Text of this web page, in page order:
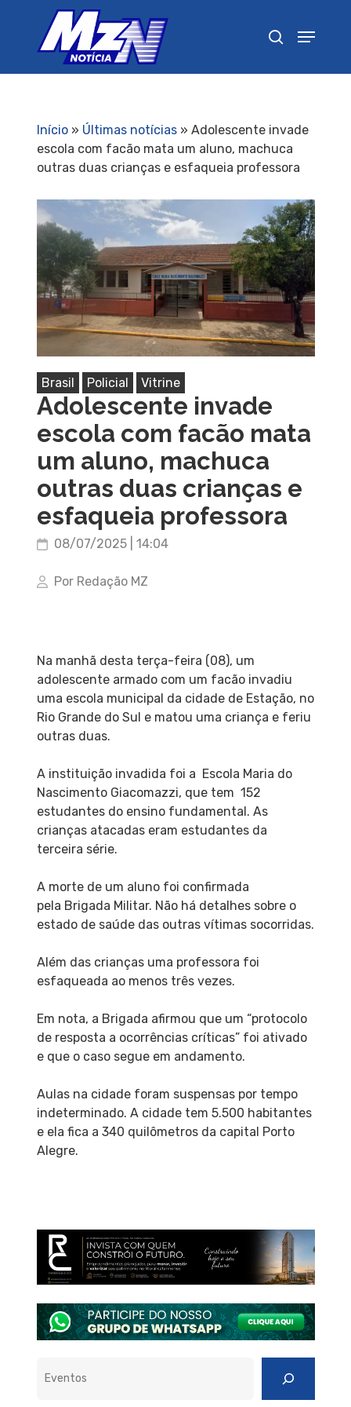
Início» Últimas notícias» Adolescente invade
escola com facão mata um aluno, machuca
outras duas crianças e esfaqueia professora
Brasil Policial Vitrine
Adolescente invade
escola com facão mata
um aluno, machuca
outras duas crianças e
esfaqueia professora
08/07/2025 | 14:04
Por Redação MZ
Na manhã desta terça-feira (08), um
adolescente armado com um facão invadiu
uma escola municipal da cidade de Estação, no
Rio Grande do Sul e matou uma criança e feriu
outras duas.
A instituição invadida foi a Escola Maria do
Nascimento Giacomazzi, que tem 152
estudantes do ensino fundamental. As
crianças atacadas eram estudantes da
terceira série.
A morte de um aluno foi confirmada
pela Brigada Militar. Não há detalhes sobre o
estado de saúde das outras vítimas socorridas.
Além das crianças uma professora foi
esfaqueada ao menos três vezes.
Em nota, a Brigada afirmou que um “protocolo
de resposta a ocorrências críticas” foi ativado
e que o caso segue em andamento.
Aulas na cidade foram suspensas por tempo
indeterminado. A cidade tem 5.500 habitantes
e ela fica a 340 quilômetros da capital Porto
Alegre.